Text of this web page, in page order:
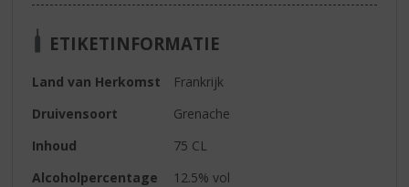
ETIKETINFORMATIE
Land van Herkomst
Frankrijk
Druivensoort
Grenache
Inhoud
75 CL
Alcoholpercentage
12.5% vol